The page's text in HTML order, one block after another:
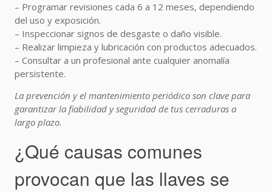
– Programar revisiones cada 6 a 12 meses, dependiendo
del uso y exposición.
– Inspeccionar signos de desgaste o daño visible.
– Realizar limpieza y lubricación con productos adecuados.
– Consultar a un profesional ante cualquier anomalía
persistente.
La prevención y el mantenimiento periódico son clave para
garantizar la fiabilidad y seguridad de tus cerraduras a
largo plazo.
¿Qué causas comunes
provocan que las llaves se